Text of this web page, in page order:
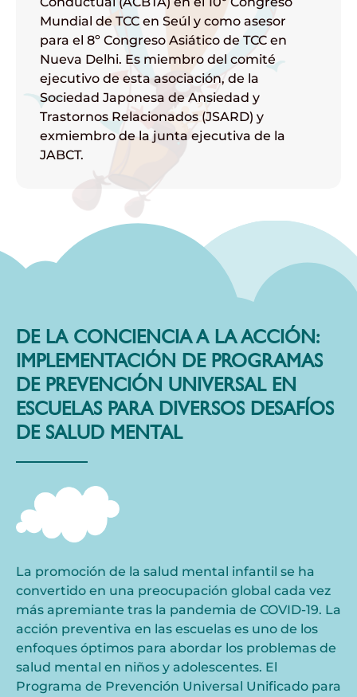
Mundial de TCC en Seúl y como asesor
para el 8º Congreso Asiático de TCC en
Nueva Delhi. Es miembro del comité
ejecutivo de esta asociación, de la
Sociedad Japonesa de Ansiedad y
Trastornos Relacionados (JSARD) y
exmiembro de la junta ejecutiva de la
JABCT.
DE LA CONCIENCIA A LA ACCIÓN:
IMPLEMENTACIÓN DE PROGRAMAS
DE PREVENCIÓN UNIVERSAL EN
ESCUELAS PARA DIVERSOS DESAFÍOS
DE SALUD MENTAL
La promoción de la salud mental infantil se ha
convertido en una preocupación global cada vez
más apremiante tras la pandemia de COVID-19. La
acción preventiva en las escuelas es uno de los
enfoques óptimos para abordar los problemas de
salud mental en niños y adolescentes. El
Programa de Prevención Universal Unificado para